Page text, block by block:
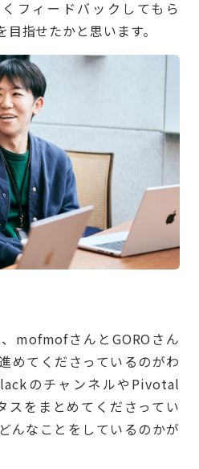
フィードバックしてもら
指せたかと思います。
mofmofさんとGOROさん
めてくださっているのがわ
のチャンネルやPivotal
スをまとめてくださってい
んなことをしているのかが